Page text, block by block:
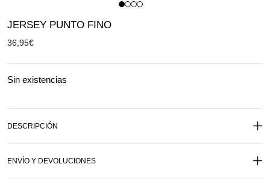
JERSEY PUNTO FINO
36,95€
Sin existencias
DESCRIPCIÓN
ENVÍO Y DEVOLUCIONES